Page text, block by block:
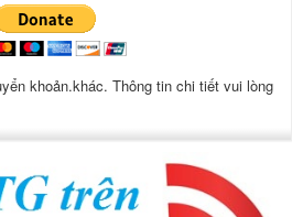
khoản.khác. Thông tin chi tiết vui lòng